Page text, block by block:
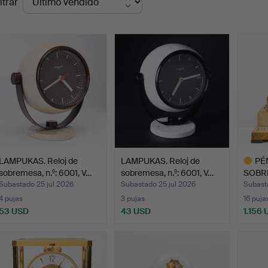
Reloj de
n.º: 6001, V…
25 jul 2026
pujas
USD
LAMPUKAS. Reloj de
sobremesa, n.º: 6001, V…
Subastado 25 jul 2026
3 pujas
43 USD
&
16
1.156